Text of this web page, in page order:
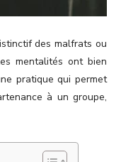
des malfrats ou
mentalités ont bien
pratique qui permet
à un groupe,